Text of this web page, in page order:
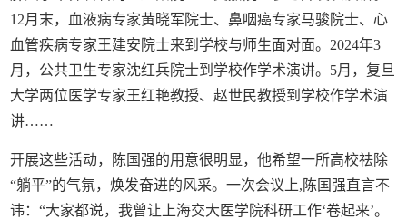
12月末，血液病专家黄晓军院士、鼻咽癌专家马骏院士、心
血管疾病专家王建安院士来到学校与师生面对面。2024年3
月，公共卫生专家沈红兵院士到学校作学术演讲。5月，复旦
大学两位医学专家王红艳教授、赵世民教授到学校作学术演
讲……
开展这些活动，陈国强的用意很明显，他希望一所高校祛除
“躺平”的气氛，焕发奋进的风采。一次会议上,陈国强直言不
讳：“大家都说，我曾让上海交大医学院科研工作‘卷起来’。